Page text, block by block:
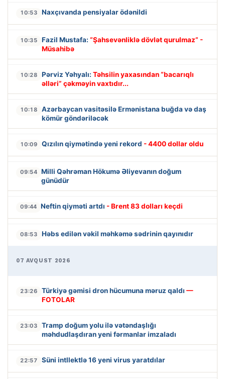
10:53 Naxçıvanda pensiyalar ödənildi
10:35 Fazil Mustafa: “Şahsevənliklə dövlət qurulmaz” -
Müsahibə
10:28 Pərviz Yəhyalı: Təhsilin yaxasından “bacarıqlı
əlləri” çəkməyin vaxtıdır...
10:18
Azərbaycan vasitəsilə Ermənistana buğda və daş
kömür göndəriləcək
10:09 Qızılın qiymətində yeni rekord - 4400 dollar oldu
09:54 Milli Qəhrəman Hökumə Əliyevanın doğum
günüdür
09:44 Neftin qiyməti artdı - Brent 83 dolları keçdi
08:53 Həbs edilən vəkil məhkəmə sədrinin qayınıdır
07 AVQUST 2026
23:26 Türkiyə gəmisi dron hücumuna məruz qaldı —
FOTOLAR
23:03
Tramp doğum yolu ilə vətəndaşlığı
məhdudlaşdıran yeni fərmanlar imzaladı
22:57 Süni intllektlə 16 yeni virus yaratdılar